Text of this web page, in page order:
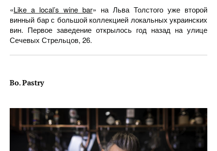
«Like a local’s wine bar» на Льва Толстого уже второй
винный бар с большой коллекцией локальных украинских
вин. Первое заведение открылось год назад на улице
Сечевых Стрельцов, 26.
Bo. Pastry